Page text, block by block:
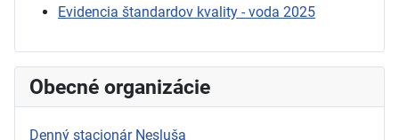
Evidencia štandardov kvality - voda 2025
Obecné organizácie
Denný stacionár Nesluša